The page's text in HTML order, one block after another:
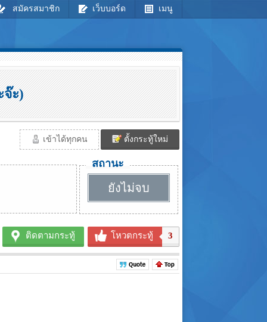
สมัครสมาชิก เว็บบอร์ด เมนู
จ๊ะ)
เข้าได้ทุกคน ตั้งกระทู้ใหม่
สถานะ
ยังไม่จบ
ติดตามกระทู้ โหวตกระทู้ 3